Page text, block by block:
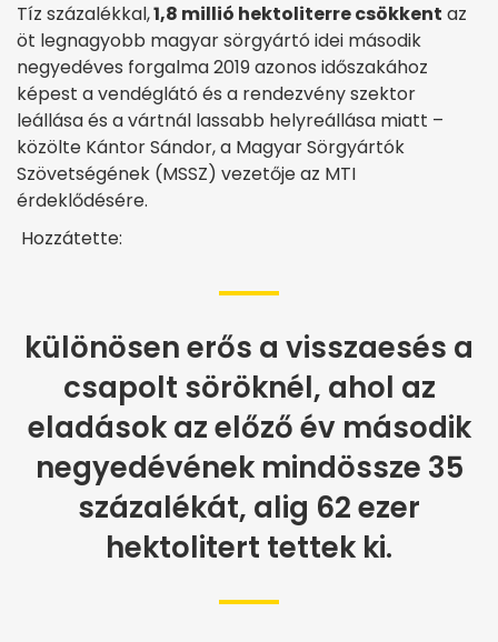
Tíz százalékkal,1,8 millió hektoliterre csökkent az
öt legnagyobb magyar sörgyártó idei második
negyedéves forgalma 2019 azonos időszakához
képest a vendéglátó és a rendezvény szektor
leállása és a vártnál lassabb helyreállása miatt –
közölte Kántor Sándor, a Magyar Sörgyártók
Szövetségének (MSSZ) vezetője az MTI
érdeklődésére.
Hozzátette:
különösen erős a visszaesés a
csapolt söröknél, ahol az
eladások az előző év második
negyedévének mindössze 35
százalékát, alig 62 ezer
hektolitert tettek ki.